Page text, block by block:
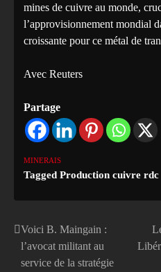
mines de cuivre au monde,
l’approvisionnement mondial
croissante pour ce métal de
Avec Reuters
Partage
MINERAIS
Tagged Production cuivre rdc
Navigation
de
Voici B. Maingain :
l’avocat militant au
service de la stratégie